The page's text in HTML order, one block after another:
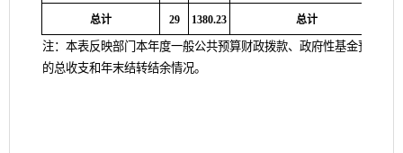
总计 29 1380.23 总计
注：本表反映部门本年度一般公共预算财政拨款、政府性基金预算财
的总收支和年末结转结余情况。